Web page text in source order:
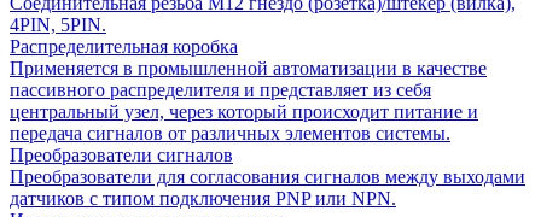
4PIN, 5PIN.
Распределительная коробка
Применяется в промышленной автоматизации в качестве
пассивного распределителя и представляет из себя
центральный узел, через который происходит питание и
передача сигналов от различных элементов системы.
Преобразователи сигналов
Преобразователи для согласования сигналов между выходами
датчиков с типом подключения PNP или NPN.